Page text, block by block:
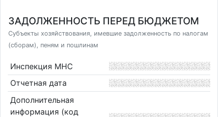
ЗАДОЛЖЕННОСТЬ ПЕРЕД БЮДЖЕТОМ
Субъекты хозяйствования, имевшие задолженность по налогам
(сборам), пеням и пошлинам
Инспекция МНС
Отчетная дата
Дополнительная
информация (код